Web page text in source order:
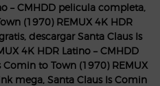
– CMHDD pelicula completa,
(1970) REMUX 4K HDR
descargar Santa Claus Is
4K HDR Latino – CMHDD
to Town (1970) REMUX
mega, Santa Claus Is Comin